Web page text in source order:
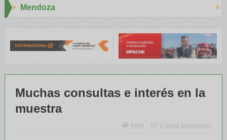
Muchas consultas e interés en la
muestra
Print Correo Electrónico